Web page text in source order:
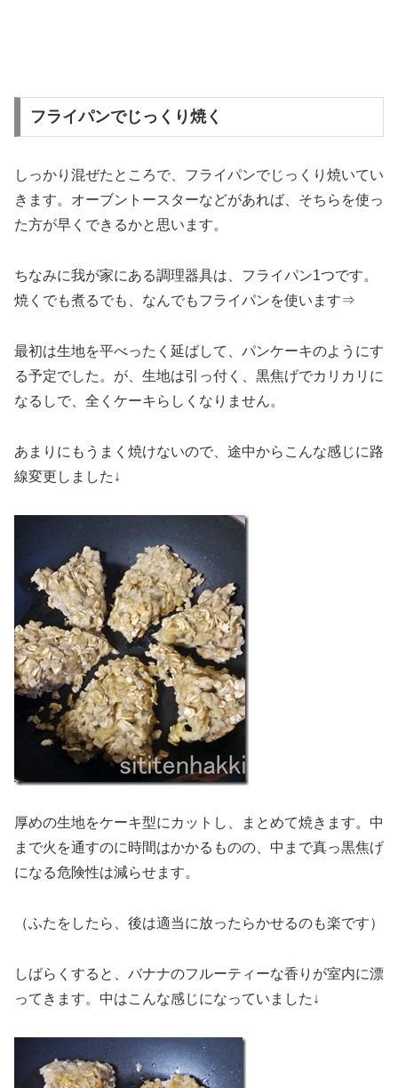
フライパンでじっくり焼く
しっかり混ぜたところで、フライパンでじっくり焼いてい
きます。オーブントースターなどがあれば、そちらを使っ
た方が早くできるかと思います。
ちなみに我が家にある調理器具は、フライパン1つです。
焼くでも煮るでも、なんでもフライパンを使います⇒
最初は生地を平べったく延ばして、パンケーキのようにす
る予定でした。が、生地は引っ付く、黒焦げでカリカリに
なるしで、全くケーキらしくなりません。
あまりにもうまく焼けないので、途中からこんな感じに路
線変更しました↓
厚めの生地をケーキ型にカットし、まとめて焼きます。中
まで火を通すのに時間はかかるものの、中まで真っ黒焦げ
になる危険性は減らせます。
（ふたをしたら、後は適当に放ったらかせるのも楽です）
しばらくすると、バナナのフルーティーな香りが室内に漂
ってきます。中はこんな感じになっていました↓